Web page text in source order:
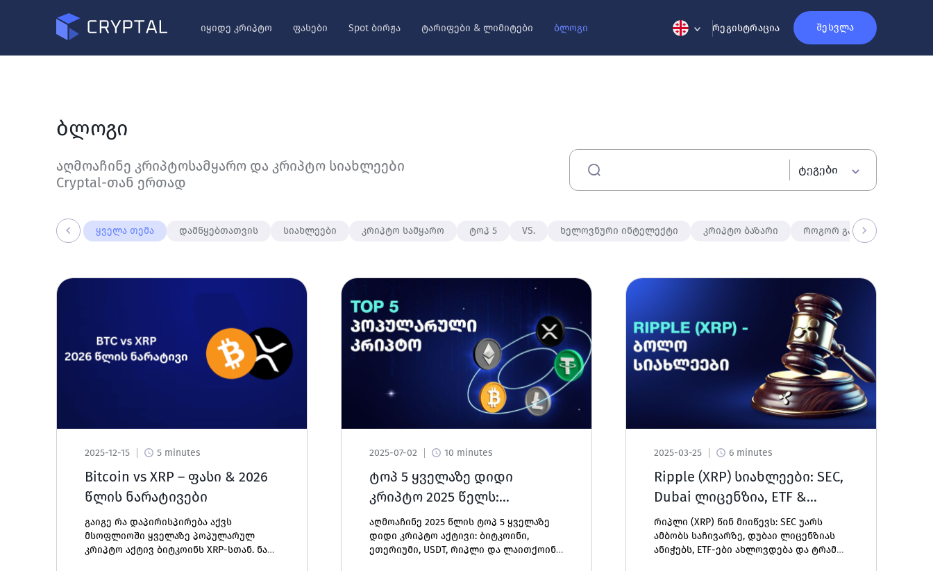
იყიდე კრიპტო ფასები Spot ბირჟა ტარიფები & ლიმიტები ბლოგი რეგისტრაცია შესვლა
ბლოგი
აღმოაჩინე კრიპტოსამყარო და კრიპტო სიახლეები
Cryptal-თან ერთად
ტეგები
ყველა თემა დამწყებთათვის სიახლეები კრიპტო სამყარო ტოპ 5 VS. ხელოვნური ინტელექტი კრიპტო ბაზარი როგორ გავაკეთო?
2025-12-15 5 minutes
Bitcoin vs XRP – ფასი & 2026
წლის ნარატივები
გაიგე რა დაპირისპირება აქვს
მსოფლიოში ყველაზე პოპულარულ
კრიპტო აქტივ ბიტკოინს XRP-სთან. ნახე
2025-07-02 10 minutes
ტოპ 5 ყველაზე დიდი
კრიპტო 2025 წელს:
ბიტკოინი, ეთერიუმი, USDT,
რიპლი და ლაითქოინი
აღმოაჩინე 2025 წლის ტოპ 5 ყველაზე
დიდი კრიპტო აქტივი: ბიტკოინი,
ეთერიუმი, USDT, რიპლი და ლაითქოინი.
2025-03-25 6 minutes
Ripple (XRP) სიახლეები: SEC,
Dubai ლიცენზია, ETF &
Trump-ის კრიპტო სვლა
რიპლი (XRP) წინ მიიწევს: SEC უარს
ამბობს საჩივარზე, დუბაი ლიცენზიას
ანიჭებს, ETF-ები ახლოვდება და ტრამპი